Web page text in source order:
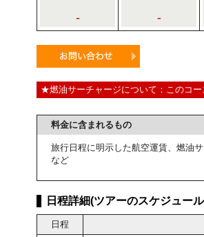
- -
★燃油サーチャージについて：このコー
料金に含まれるもの
旅行日程に明示した航空運賃、燃油
など
日程詳細(ツアーのスケジュー
日程